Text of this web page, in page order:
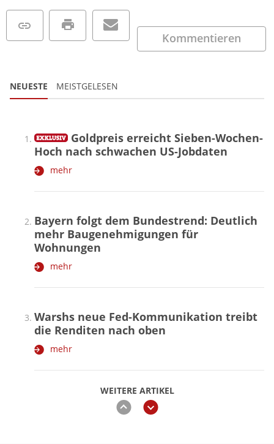
Kommentieren
NEUESTE MEISTGELESEN
WEITERE ARTIKEL
zurückweiter
Goldpreis erreicht Sieben-Wochen-
Hoch nach schwachen US-Jobdaten
mehr
Bayern folgt dem Bundestrend: Deutlich
mehr Baugenehmigungen für
Wohnungen
mehr
Warshs neue Fed-Kommunikation treibt
die Renditen nach oben
mehr